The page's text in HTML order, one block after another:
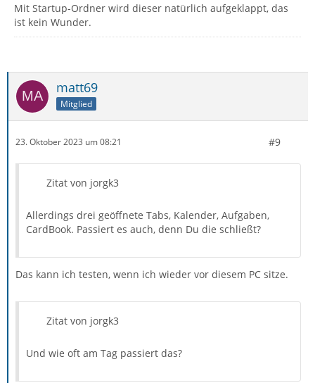
Mit Startup-Ordner wird dieser natürlich aufgeklappt, das
ist kein Wunder.
matt69
Mitglied
23. Oktober 2023 um 08:21 #9
Zitat von jorgk3
Allerdings drei geöffnete Tabs, Kalender, Aufgaben,
CardBook. Passiert es auch, denn Du die schließt?
Das kann ich testen, wenn ich wieder vor diesem PC sitze.
Zitat von jorgk3
Und wie oft am Tag passiert das?